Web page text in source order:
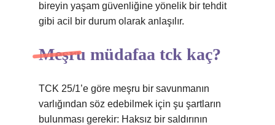
bireyin yaşam güvenliğine yönelik bir tehdit
gibi acil bir durum olarak anlaşılır.
Meşru müdafaa tck kaç?
TCK 25/1’e göre meşru bir savunmanın
varlığından söz edebilmek için şu şartların
bulunması gerekir: Haksız bir saldırının